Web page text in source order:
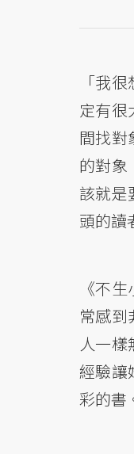
「我
定有很
間找對
的對象
該就是
頭的讀
《不
常感到
人一
經驗讓
彩的書